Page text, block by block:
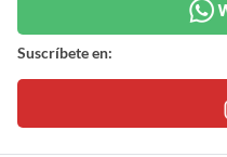
Suscríbete en: